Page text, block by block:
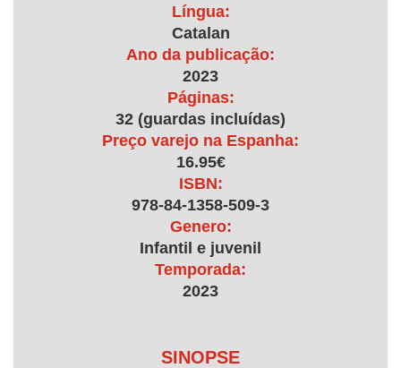
Língua:
Catalan
Ano da publicação:
2023
Páginas:
32 (guardas incluídas)
Preço varejo na Espanha:
16.95€
ISBN:
978-84-1358-509-3
Genero:
Infantil e juvenil
Temporada:
2023
SINOPSE